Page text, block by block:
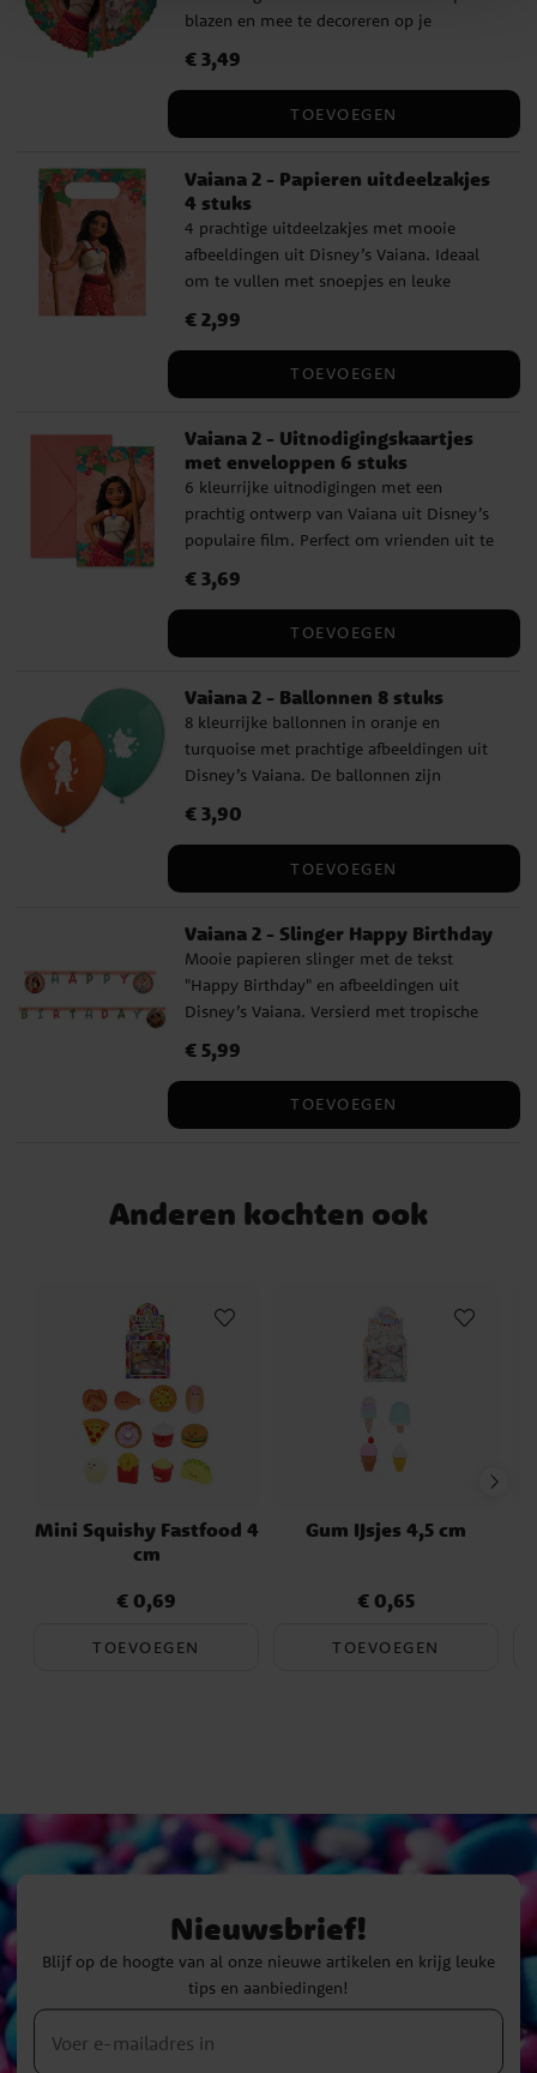
Bouwers krijgen een intuïtieve
bouwervaring met de LEGO Builder app,
waar ze kunnen inzoomen en modellen in
en hun voortgang kunnen bijhouden.
blazen en mee te decoreren op je
diameter van 46 cm wanneer hij is
lucht of helium. Het pakket bevat ook een
van ongeveer 1,5 meter lang.
Prijs:€ 3,49
€ 3,49
TOEVOEGEN
Vaiana 2 - Papieren uitdeelzakjes
4 stuks
4 prachtige uitdeelzakjes met mooie
afbeeldingen uit Disney’s Vaiana. Ideaal
om te vullen met snoepjes en leuke
verjaardagsfeestje! De uitdeelzakjes zijn
zijn ongeveer 22 x 13 cm groot.
Prijs:€ 2,99
€ 2,99
TOEVOEGEN
Vaiana 2 - Uitnodigingskaartjes
met enveloppen 6 stuks
6 kleurrijke uitnodigingen met een
prachtig ontwerp van Vaiana uit Disney’s
populaire film. Perfect om vrienden uit te
avontuurlijk verjaardagsfeest! De
worden geleverd met 6 bijpassende
Prijs:€ 3,69
€ 3,69
TOEVOEGEN
Vaiana 2 - Ballonnen 8 stuks
8 kleurrijke ballonnen in oranje en
turquoise met prachtige afbeeldingen uit
Disney’s Vaiana. De ballonnen zijn
Pua en zorgen voor een vrolijke en
De ballonnen hebben een diameter van
opgeblazen en kunnen worden gevuld met
lucht of helium. Als je ze met lucht
opblaast, raden we aan een ballonpomp te
gebruiken.
Prijs:€ 3,90
€ 3,90
TOEVOEGEN
Vaiana 2 - Slinger Happy Birthday
Mooie papieren slinger met de tekst
"Happy Birthday" en afbeeldingen uit
Disney’s Vaiana. Versierd met tropische
Maui, perfect om een avontuurlijke en
Prijs:€ 5,99
€ 5,99
TOEVOEGEN
Anderen kochten ook
Mini Squishy Fastfood 4
cm
Prijs :€ 0,69
€ 0,69
TOEVOEGEN
Gum IJsjes 4,5 cm
Prijs :€ 0,65
€ 0,65
TOEVOEGEN
Nieuwsbrief!
Blijf op de hoogte van al onze nieuwe artikelen en krijg leuke
tips en aanbiedingen!